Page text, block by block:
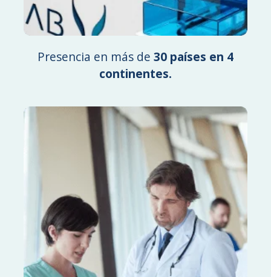
Presencia en más de 30 países en 4
continentes.